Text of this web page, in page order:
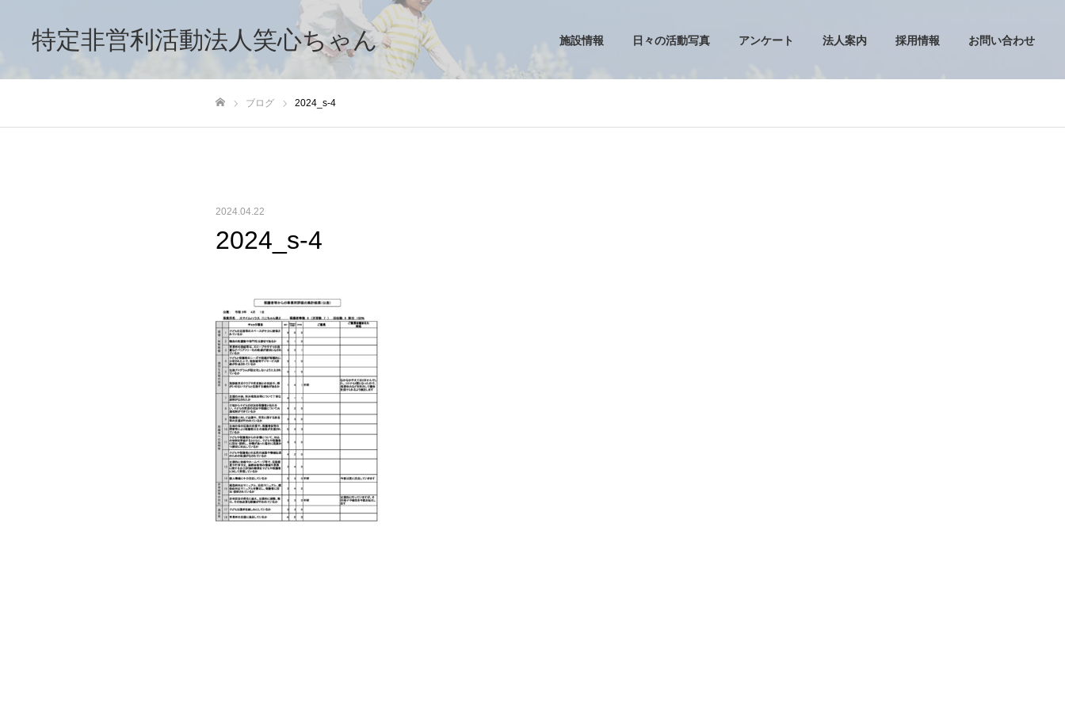
特定非営利活動法人笑心ちゃん 施設情報 日々の活動写真 アンケート 法人案内 採用情報 お問い合わせ
ブログ 2024_s-4
2024.04.22
2024_s-4